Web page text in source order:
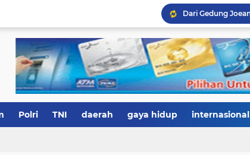
Polri TNI daerah gaya hidup internasional